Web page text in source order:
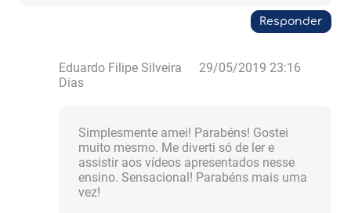
Responder
Eduardo Filipe Silveira
Dias
29/05/2019 23:16
Simplesmente amei! Parabéns! Gostei
muito mesmo. Me diverti só de ler e
assistir aos vídeos apresentados nesse
ensino. Sensacional! Parabéns mais uma
vez!